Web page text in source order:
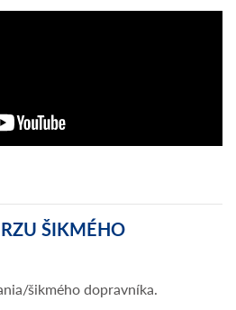
ŠIKMÉHO
šikmého dopravníka.